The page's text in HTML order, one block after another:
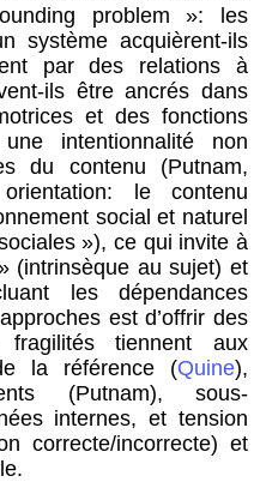
problem »: les
système acquièrent-ils
par des relations à
ils être ancrés dans
et des fonctions
intentionnalité non
du contenu (Putnam,
le contenu
social et naturel
»), ce qui invite à
(intrinsèque au sujet) et
les dépendances
est d’offrir des
fragilités tiennent aux
la référence (Quine),
(Putnam), sous-
internes, et tension
correcte/incorrecte) et